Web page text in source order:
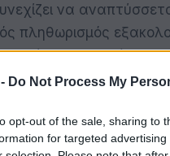
Do Not Process My
opt-out of the sale, sharing to
for targeted
να
πληθωρισμός
τη δυναμική της
δυναμική,